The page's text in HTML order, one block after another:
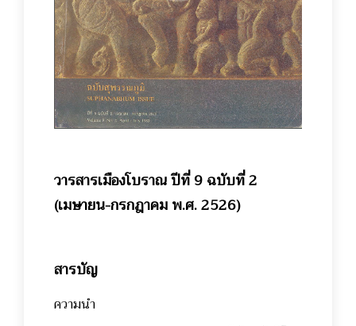
วารสารเมืองโบราณ ปีที่ 9 ฉบับที่ 2
(เมษายน-กรกฎาคม พ.ศ. 2526)
สารบัญ
ความนำ